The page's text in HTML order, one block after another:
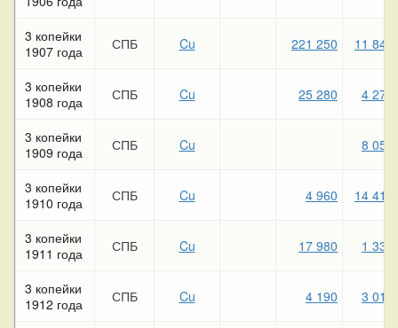
3 копейки
1907 года
СПБ Cu 221 250 11 840
3 копейки
1908 года
СПБ Cu 25 280 4 270
3 копейки
1909 года
СПБ Cu 8 050
3 копейки
1910 года
СПБ Cu 4 960 14 410
3 копейки
1911 года
СПБ Cu 17 980 1 330
3 копейки
1912 года
СПБ Cu 4 190 3 010